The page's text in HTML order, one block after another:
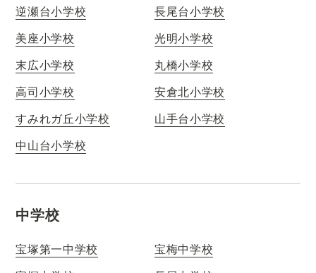
逆瀬台小学校
長尾台小学校
美座小学校
光明小学校
末広小学校
丸橋小学校
高司小学校
安倉北小学校
すみれガ丘小学校
山手台小学校
中山台小学校
中学校
宝塚第一中学校
宝梅中学校